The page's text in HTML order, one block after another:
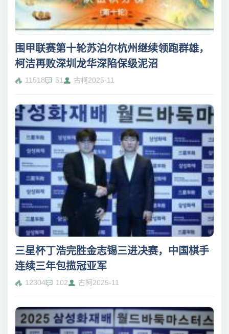
围甲联赛第十轮苏泊尔杭州继续领跑群雄，
柯洁再败深圳龙华深陷保级泥沼
11518 51 古柯2025-11
三星杯丁浩完胜金志锡三进决赛，中国棋手
连续三年包揽冠亚军
12304 102 古柯2025-11